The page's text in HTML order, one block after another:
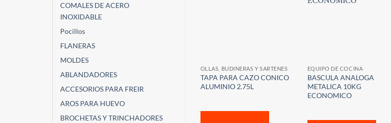
COMALES DE ACERO
INOXIDABLE
Pocillos
FLANERAS
MOLDES
ABLANDADORES
ACCESORIOS PARA FREIR
AROS PARA HUEVO
BROCHETAS Y TRINCHADORES
OLLAS, BUDINERAS Y SARTENES
TAPA PARA CAZO CONICO
ALUMINIO 2.75L
EQUIPO DE COCINA
BASCULA ANALOGA
METALICA 10KG
ECONOMICO